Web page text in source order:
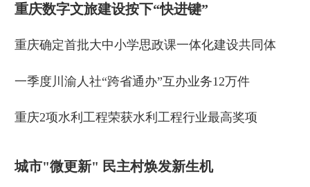
重庆数字文旅建设按下“快进键”
重庆确定首批大中小学思政课一体化建设共同体
一季度川渝人社“跨省通办”互办业务12万件
重庆2项水利工程荣获水利工程行业最高奖项
城市"微更新" 民主村焕发新生机